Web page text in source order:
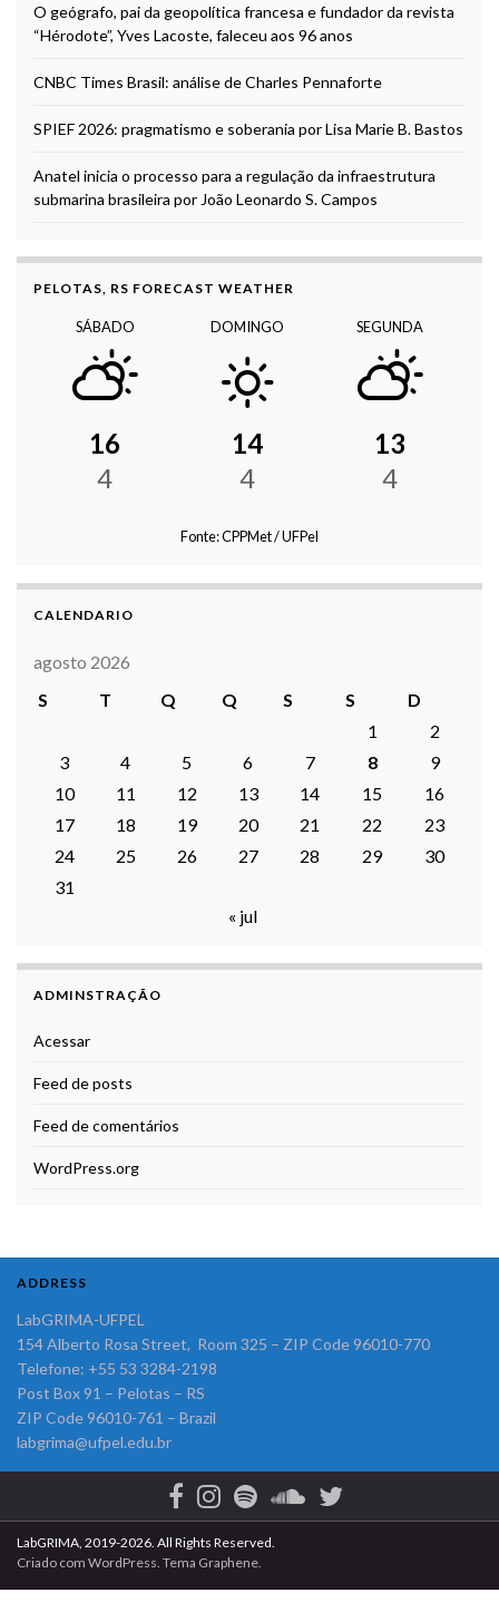
O geógrafo, pai da geopolítica francesa e fundador da revista
“Hérodote”, Yves Lacoste, faleceu aos 96 anos
CNBC Times Brasil: análise de Charles Pennaforte
SPIEF 2026: pragmatismo e soberania por Lisa Marie B. Bastos
Anatel inicia o processo para a regulação da infraestrutura
submarina brasileira por João Leonardo S. Campos
PELOTAS, RS FORECAST WEATHER
SÁBADO
16
4
DOMINGO
14
4
SEGUNDA
13
4
Fonte: CPPMet / UFPel
CALENDARIO
agosto 2026
S
T Q Q S S
D
1
2
3
4 5 6 7 8
9
10
11 12 13 14 15
16
17
18 19 20 21 22
23
24
25 26 27 28 29
30
31
« jul
ADMINSTRAÇÃO
Acessar
Feed de posts
Feed de comentários
WordPress.org
ADDRESS
LabGRIMA-UFPEL
154 Alberto Rosa Street, Room 325 – ZIP Code 96010-770
Telefone: +55 53 3284-2198
Post Box 91 – Pelotas – RS
ZIP Code 96010-761 – Brazil
labgrima@ufpel.edu.br
LabGRIMA, 2019-2026. All Rights Reserved.
Criado com WordPress. Tema Graphene.